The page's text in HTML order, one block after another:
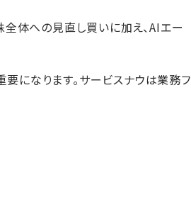
体への見直し買いに加え、AIエー
になります。サービスナウは業務フ